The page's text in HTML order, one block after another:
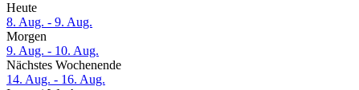
Heute
8. Aug. - 9. Aug.
Morgen
9. Aug. - 10. Aug.
Nächstes Wochenende
14. Aug. - 16. Aug.